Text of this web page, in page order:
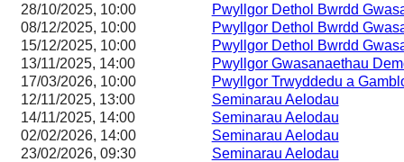
28/10/2025, 10:00
Pwyllgor Dethol Bwrdd
08/12/2025, 10:00
Pwyllgor Dethol Bwrdd
15/12/2025, 10:00
Pwyllgor Dethol Bwrdd
13/11/2025, 14:00
Pwyllgor Gwasanaethau
17/03/2026, 10:00
Pwyllgor Trwyddedu a
12/11/2025, 13:00
Seminarau Aelodau
14/11/2025, 14:00 Seminarau Aelodau
02/02/2026, 14:00 Seminarau Aelodau
23/02/2026, 09:30 Seminarau Aelodau